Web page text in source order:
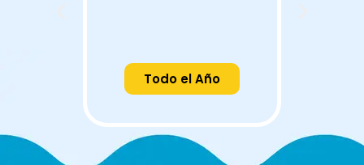
Todo el Año